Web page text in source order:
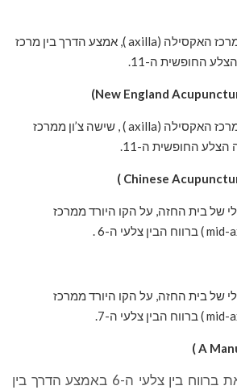
בקו היורד ממרכז האקסילה (axilla ), אמצע הדרך בין מרכז
החופשית ה-11.
בקו היורד ממרכז האקסילה (axilla ) , שישה צ’ון ממרכז
החופשית ה-11.
של בית החזה, על הקו היורד ממרכז
של בית החזה, על הקו היורד ממרכז
הנקודה נמצאת ברווח בין צלעי ה-6 באמצע הדרך בין